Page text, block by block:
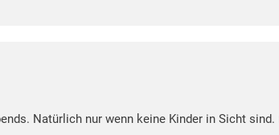
Natürlich nur wenn keine Kinder in Sicht